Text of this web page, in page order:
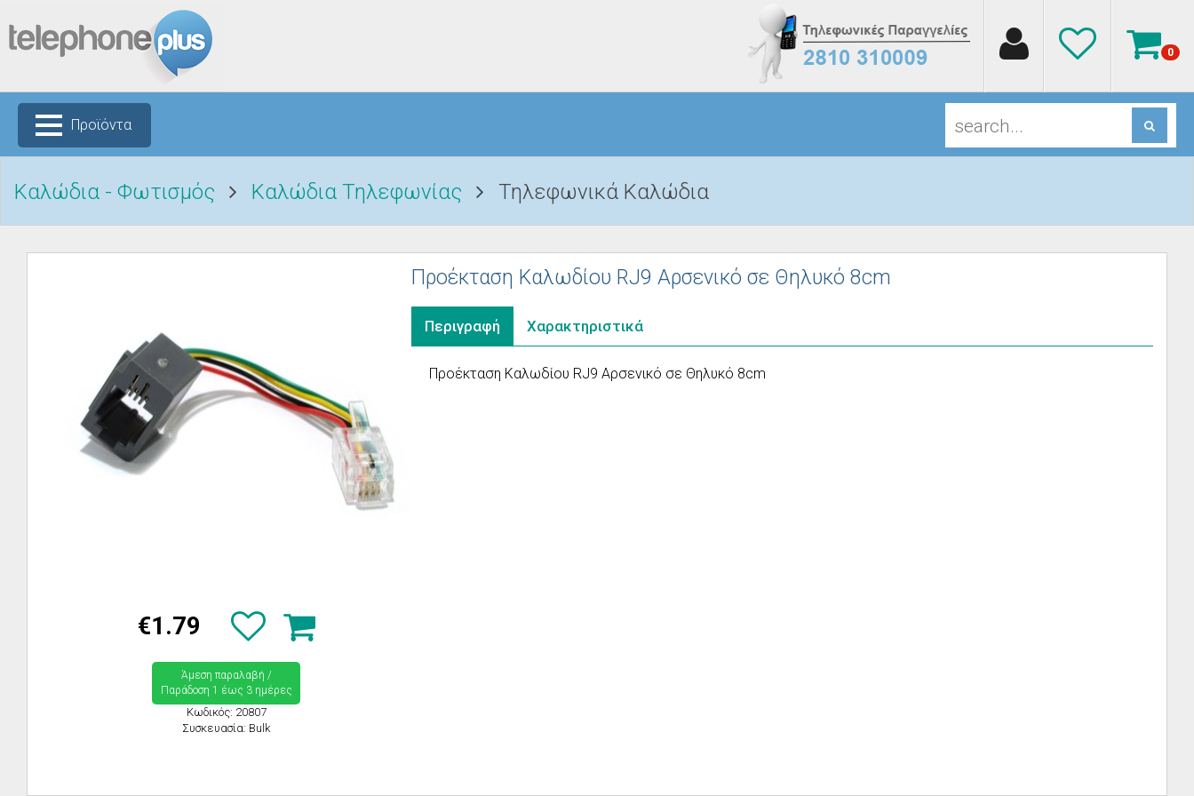
0
Προϊόντα
Καλώδια - Φωτισμός Καλώδια Τηλεφωνίας Τηλεφωνικά Καλώδια
€1.79
Άμεση παραλαβή /
Παράδoση 1 έως 3 ημέρες
Κωδικός: 20807
Συσκευασία: Bulk
Προέκταση Καλωδίου RJ9 Αρσενικό σε Θηλυκό 8cm
Περιγραφή Χαρακτηριστικά
Προέκταση Καλωδίου RJ9 Αρσενικό σε Θηλυκό 8cm